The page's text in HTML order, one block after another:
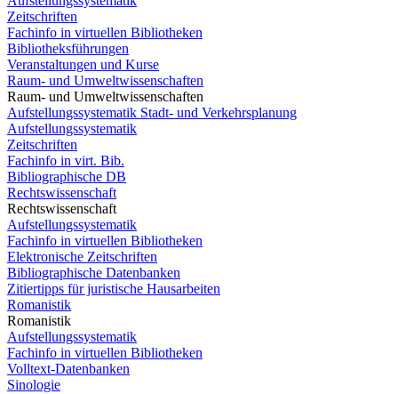
Zeitschriften
Fachinfo in virtuellen Bibliotheken
Bibliotheksführungen
Veranstaltungen und Kurse
Raum- und Umweltwissenschaften
Raum- und Umweltwissenschaften
Aufstellungssystematik Stadt- und Verkehrsplanung
Aufstellungssystematik
Zeitschriften
Fachinfo in virt. Bib.
Bibliographische DB
Rechtswissenschaft
Rechtswissenschaft
Aufstellungssystematik
Fachinfo in virtuellen Bibliotheken
Elektronische Zeitschriften
Bibliographische Datenbanken
Zitiertipps für juristische Hausarbeiten
Romanistik
Romanistik
Aufstellungssystematik
Fachinfo in virtuellen Bibliotheken
Volltext-Datenbanken
Sinologie